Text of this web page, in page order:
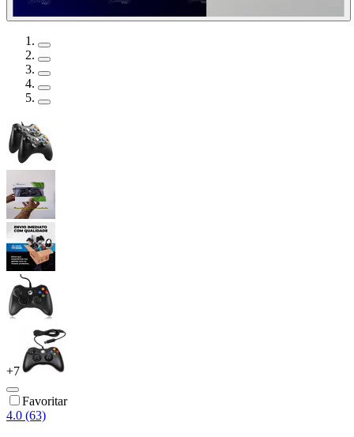
+7
Favoritar
4.0 (63)